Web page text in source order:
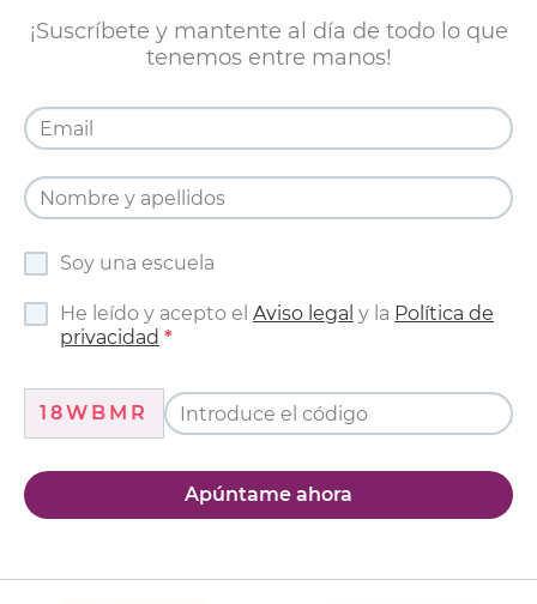
¡Suscríbete y mantente al día de todo lo que
tenemos entre manos!
Soy una escuela
He leído y acepto el Aviso legal y la Política de
privacidad
18WBMR
Apúntame ahora